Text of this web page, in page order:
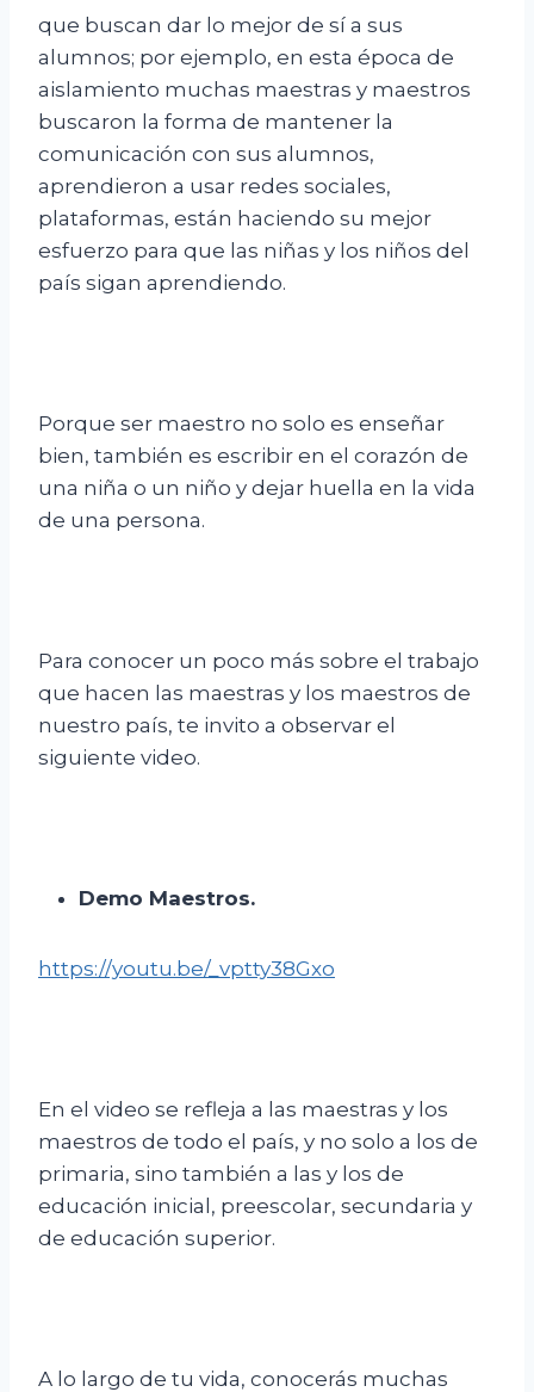
que buscan dar lo mejor de sí a sus
alumnos; por ejemplo, en esta época de
aislamiento muchas maestras y maestros
buscaron la forma de mantener la
comunicación con sus alumnos,
aprendieron a usar redes sociales,
plataformas, están haciendo su mejor
esfuerzo para que las niñas y los niños del
país sigan aprendiendo.
Porque ser maestro no solo es enseñar
bien, también es escribir en el corazón de
una niña o un niño y dejar huella en la vida
de una persona.
Para conocer un poco más sobre el trabajo
que hacen las maestras y los maestros de
nuestro país, te invito a observar el
siguiente video.
Demo Maestros.
https://youtu.be/_vptty38Gxo
En el video se refleja a las maestras y los
maestros de todo el país, y no solo a los de
primaria, sino también a las y los de
educación inicial, preescolar, secundaria y
de educación superior.
A lo largo de tu vida, conocerás muchas